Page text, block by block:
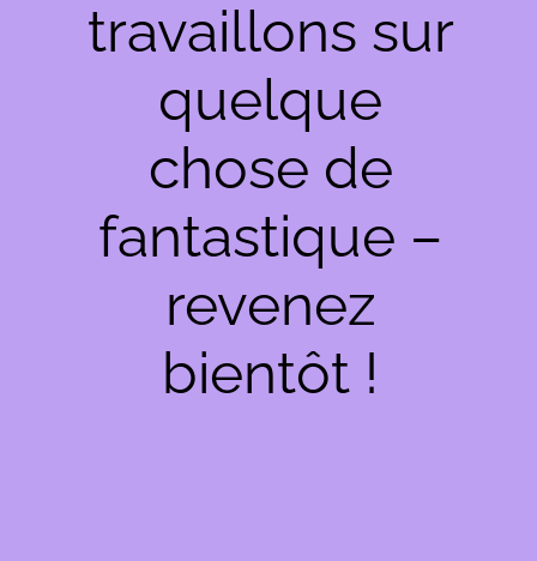
travaillons sur
quelque
chose de
fantastique –
revenez
bientôt !